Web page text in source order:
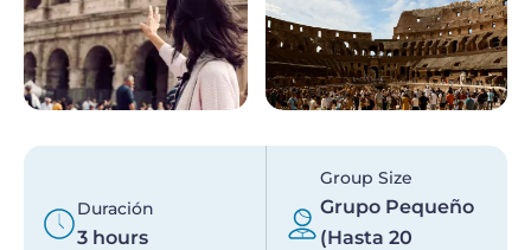
Duración
3 hours
Group Size
Grupo Pequeño
(Hasta 20